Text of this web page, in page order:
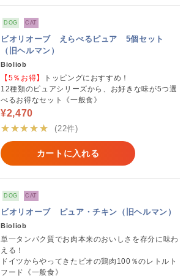
DOG CAT
ビオリオーブ えらべるピュア 5個セット
（旧ヘルマン）
Bioliob
【5％お得】
トッピングにおすすめ！
12種類のピュアシリーズから、お好きな味が5つ選
べるお得なセット《一般食》
¥2,470
★★★★★
(22件)
カートに入れる
DOG CAT
ビオリオーブ ピュア・チキン（旧ヘルマン）
Bioliob
単一タンパク質でお肉本来のおいしさを存分に味わ
える！
ドイツからやってきたビオの鶏肉100％のレトルト
フード《一般食》